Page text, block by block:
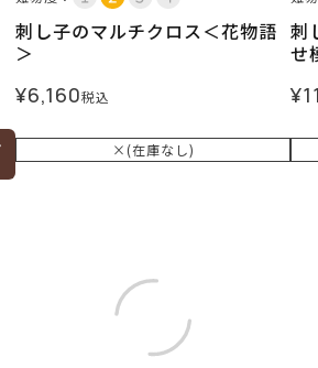
刺し子のマルチクロス＜花物語
＞
¥6,160税込
×(在庫なし)
刺
せ
¥